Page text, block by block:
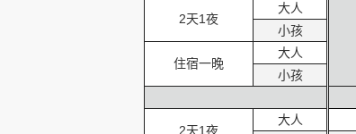
2天1夜
大人
小孩
住宿一晚
大人
小孩
2天1夜
大人